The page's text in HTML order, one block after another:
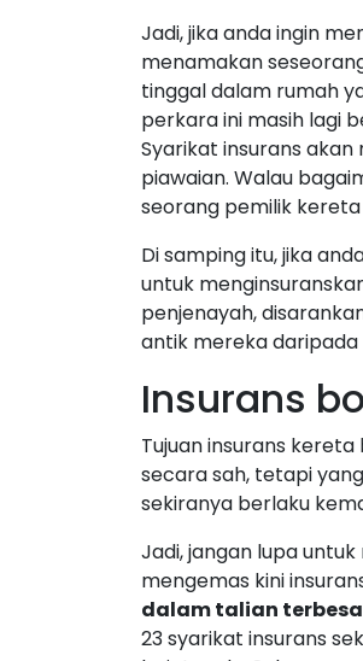
Jadi, jika anda ingin
menamakan
tinggal dalam rumah
perkara ini masih lagi
Syarikat insurans
piawaian. Walau
seorang pemilik
Di samping itu, jika
untuk
penjenayah,
antik mereka daripada
Insurans
Tujuan insurans
secara sah, tetapi
sekiranya berlaku
Jadi, jangan lupa
mengemas kini
dalam talian
23 syarikat insurans